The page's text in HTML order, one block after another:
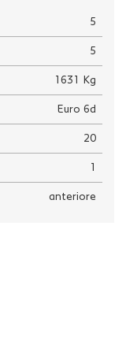
5
5
1631 Kg
Euro 6d
20
anteriore